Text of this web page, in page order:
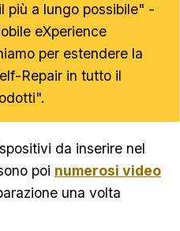
più a lungo possibile" -
eXperience
per estendere la
Repair in tutto il
da inserire nel
poi numerosi video
una volta